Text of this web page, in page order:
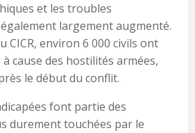
et les troubles
largement augmenté.
CICR, environ 6 000 civils ont
cause des hostilités armées,
le début du conflit.
font partie des
durement touchées par le